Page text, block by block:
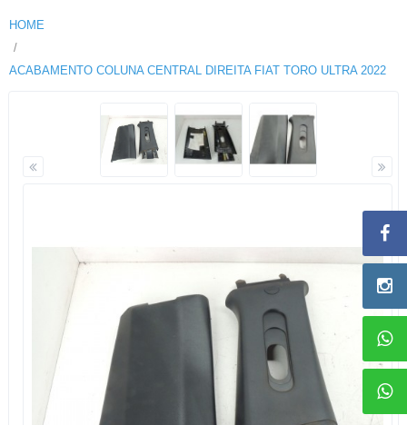
HOME
ACABAMENTO COLUNA CENTRAL DIREITA FIAT TORO ULTRA 2022